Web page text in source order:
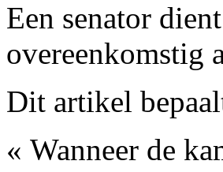
Een senator
overeenkomstig
Dit artikel
« Wanneer de